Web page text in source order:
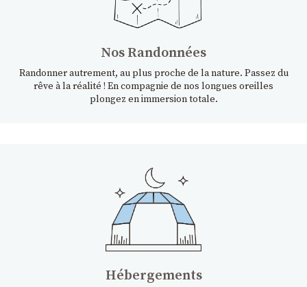
Nos Randonnées
Randonner autrement, au plus proche de la nature. Passez du
rêve à la réalité ! En compagnie de nos longues oreilles
plongez en immersion totale.
Hébergements